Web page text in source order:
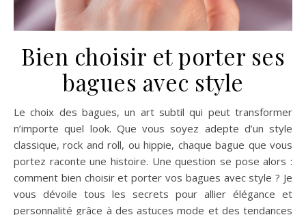
Bien choisir et porter ses
bagues avec style
Le choix des bagues, un art subtil qui peut transformer
n’importe quel look. Que vous soyez adepte d’un style
classique, rock and roll, ou hippie, chaque bague que vous
portez raconte une histoire. Une question se pose alors :
comment bien choisir et porter vos bagues avec style ? Je
vous dévoile tous les secrets pour allier élégance et
personnalité grâce à des astuces mode et des tendances